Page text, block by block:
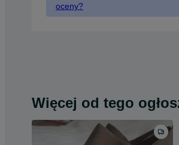
oceny?
Więcej od tego